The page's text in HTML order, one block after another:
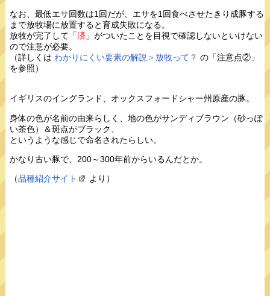
なお、最低エサ回数は1回だが、エサを1回食べさせたきり成豚する
まで放牧場に放置すると育成失敗になる。
放牧が完了して「済 」がついたことを目視で確認しないといけない
ので注意が必要。
（詳しくは わかりにくい要素の解説＞放牧って？ の「注意点②」
を参照）
イギリスのイングランド、オックスフォードシャー州原産の豚。
身体の色が名前の由来らしく、地の色がサンディブラウン（砂っぽ
い茶色）＆斑点がブラック、
というような感じで命名されたらしい。
かなり古い豚で、200～300年前からいるんだとか。
（品種紹介サイト より）